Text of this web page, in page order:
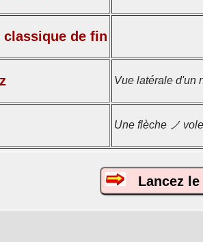
de fin
Vue latérale d'un
Une flèche ノ
Lancez le